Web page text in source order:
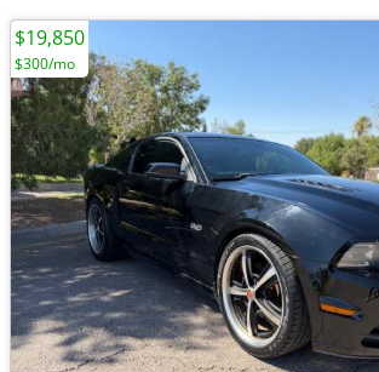
$19,850
$300/mo